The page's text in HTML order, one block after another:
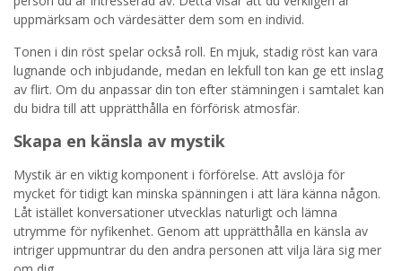
uppmärksam och värdesätter dem som en individ.
Tonen i din röst spelar också roll. En mjuk, stadig röst kan vara
lugnande och inbjudande, medan en lekfull ton kan ge ett inslag
av flirt. Om du anpassar din ton efter stämningen i samtalet kan
du bidra till att upprätthålla en förförisk atmosfär.
Skapa en känsla av mystik
Mystik är en viktig komponent i förförelse. Att avslöja för
mycket för tidigt kan minska spänningen i att lära känna någon.
Låt istället konversationer utvecklas naturligt och lämna
utrymme för nyfikenhet. Genom att upprätthålla en känsla av
intriger uppmuntrar du den andra personen att vilja lära sig mer